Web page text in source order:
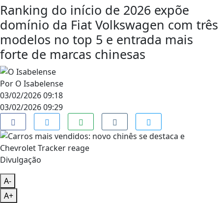
Ranking do início de 2026 expõe
domínio da Fiat Volkswagen com três
modelos no top 5 e entrada mais
forte de marcas chinesas
Por O Isabelense
03/02/2026 09:18
03/02/2026 09:29
Divulgação
A-
A+